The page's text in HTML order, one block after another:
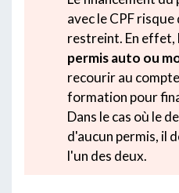
avec le CPF
restreint. En
permis auto ou
recourir au
formation pour
Dans le cas où le
d'aucun permis, il
l'un des deux.